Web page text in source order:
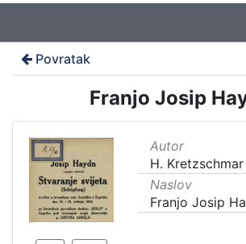
Povratak
Franjo Josip
Autor
H. Kretzschmar
Naslov
Franjo Josip